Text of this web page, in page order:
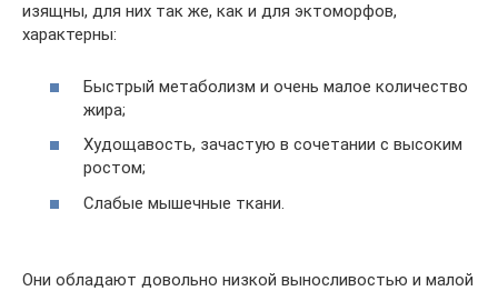
изящны, для них так же, как и для эктоморфов,
характерны:
Быстрый метаболизм и очень малое количество
жира;
Худощавость, зачастую в сочетании с высоким
ростом;
Слабые мышечные ткани.
Они обладают довольно низкой выносливостью и малой